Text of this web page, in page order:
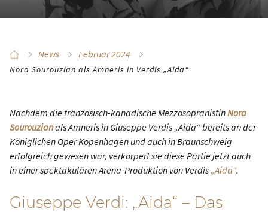
News Februar 2024
Nora Sourouzian als Amneris in Verdis „Aida“
Nachdem die französisch-kanadische MezzosopranistinNora
Sourouzianals Amneris in Giuseppe Verdis „Aida“ bereits an der
Königlichen Oper Kopenhagen und auch in Braunschweig
erfolgreich gewesen war, verkörpert sie diese Partie jetzt auch
in einer spektakulären Arena-Produktion von Verdis„Aida“.
Giuseppe Verdi: „Aida“ – Das